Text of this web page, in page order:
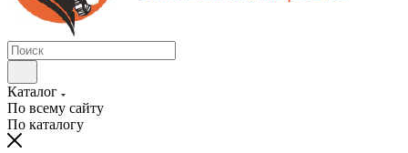
Каталог
По всему сайту
По каталогу